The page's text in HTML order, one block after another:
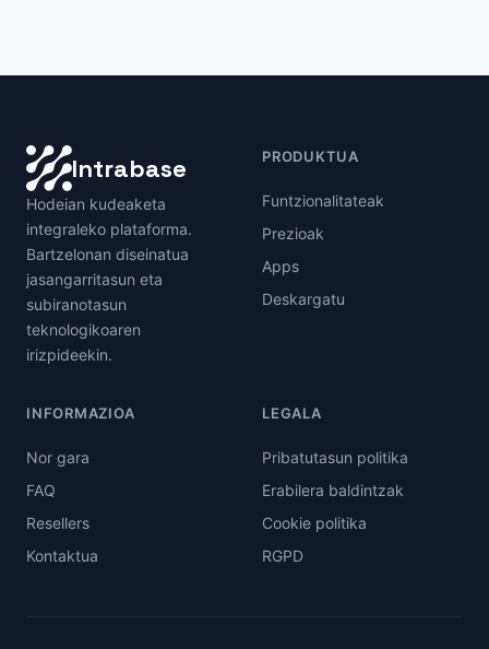
Intrabase
Hodeian kudeaketa
integraleko plataforma.
Bartzelonan diseinatua
jasangarritasun eta
subiranotasun
teknologikoaren
irizpideekin.
PRODUKTUA
Funtzionalitateak
Prezioak
Apps
Deskargatu
INFORMAZIOA
Nor gara
FAQ
Resellers
Kontaktua
LEGALA
Pribatutasun politika
Erabilera baldintzak
Cookie politika
RGPD